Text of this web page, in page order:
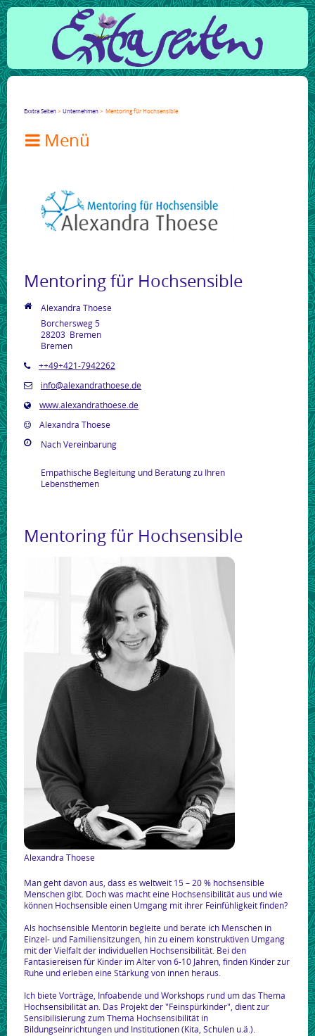
Exxtra Seiten Unternehmen Mentoring für Hochsensible

Mentoring für Hochsensible
Alexandra Thoese
Borchersweg 5
28203 Bremen
Bremen
++49+421-7942262
info@alexandrathoese.de
www.alexandrathoese.de
Alexandra Thoese
Nach Vereinbarung
Empathische Begleitung und Beratung zu Ihren
Lebensthemen
Mentoring für Hochsensible
Alexandra Thoese
Man geht davon aus, dass es weltweit 15 – 20 % hochsensible
Menschen gibt. Doch was macht eine Hochsensibilität aus und wie
können Hochsensible einen Umgang mit ihrer Feinfühligkeit finden?
Als hochsensible Mentorin begleite und berate ich Menschen in
Einzel- und Familiensitzungen, hin zu einem konstruktiven Umgang
mit der Vielfalt der individuellen Hochsensibilität. Bei den
Fantasiereisen für Kinder im Alter von 6-10 Jahren, finden Kinder zur
Ruhe und erleben eine Stärkung von innen heraus.
Ich biete Vorträge, Infoabende und Workshops rund um das Thema
Hochsensibilität an. Das Projekt der "Feinspürkinder", dient zur
Sensibilisierung zum Thema Hochsensibilität in
Bildungseinrichtungen und Institutionen (Kita, Schulen u.ä.).